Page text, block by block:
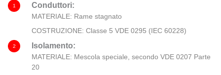
1 Conduttori:
MATERIALE: Rame stagnato
COSTRUZIONE: Classe 5 VDE 0295 (IEC 60228)
2 Isolamento:
MATERIALE: Mescola speciale, secondo VDE 0207 Parte
20